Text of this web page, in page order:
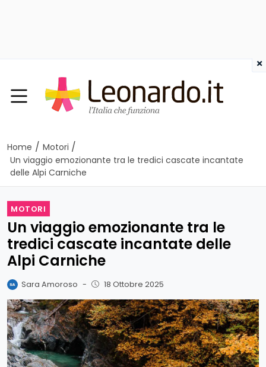
Home / Motori /
Un viaggio emozionante tra le tredici cascate incantate
delle Alpi Carniche
MOTORI
Un viaggio emozionante tra le
tredici cascate incantate delle
Alpi Carniche
Sara Amoroso - 18 Ottobre 2025
×